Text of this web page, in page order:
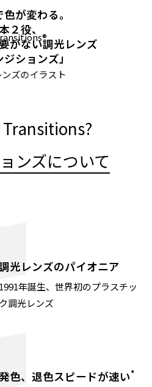
が変わる。
２役、
がない調光レンズ
ジションズ」
ンズについて
光レンズのパイオニア
1991年誕生、世界初のプラスチッ
ク調光レンズ
発色、退色スピードが速い*